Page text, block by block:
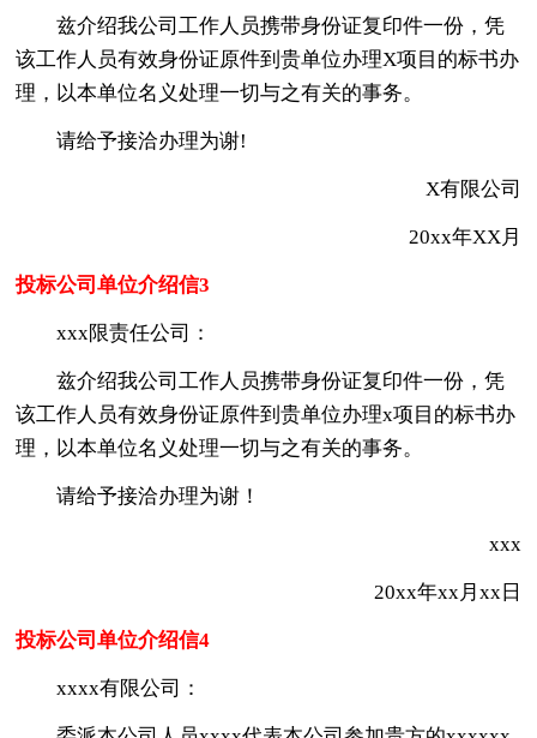
兹介绍我公司工作人员携带身份证复印件一份，凭
该工作人员有效身份证原件到贵单位办理X项目的标书办
理，以本单位名义处理一切与之有关的事务。
请给予接洽办理为谢!
X有限公司
20xx年XX月
投标公司单位介绍信3
xxx限责任公司：
兹介绍我公司工作人员携带身份证复印件一份，凭
该工作人员有效身份证原件到贵单位办理x项目的标书办
理，以本单位名义处理一切与之有关的事务。
请给予接洽办理为谢！
xxx
20xx年xx月xx日
投标公司单位介绍信4
xxxx有限公司：